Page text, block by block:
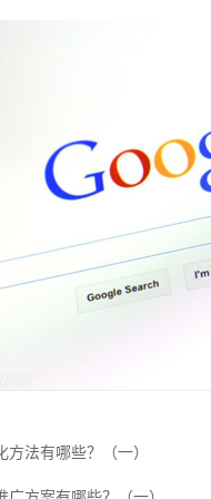
方法有哪些？（一）